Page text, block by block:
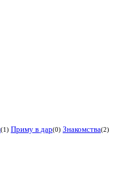
(1) Приму в дар(0) Знакомства(2)